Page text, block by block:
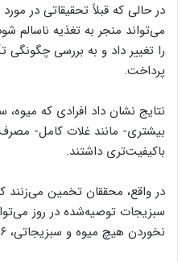
در حالی که قبلاً تحقیقاتی در
می‌تواند منجر به تغذیه ناسالم
را تغییر داد و به بررسی چگونگی
پرداخت.
نتایج نشان داد افرادی که
بیشتری- مانند غلات کامل-
باکیفیت‌تری داشتند.
در واقع، محققان تخمین می‌زنند
سبزیجات توصیه‌شده در روز
نخوردن هیچ میوه و سبزیجاتی، ۱۶ درصد بهبود بخشد.